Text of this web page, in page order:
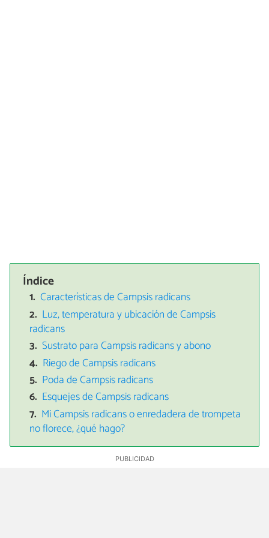
Índice
Características de Campsis radicans
Luz, temperatura y ubicación de Campsis
radicans
Sustrato para Campsis radicans y abono
Riego de Campsis radicans
Poda de Campsis radicans
Esquejes de Campsis radicans
Mi Campsis radicans o enredadera de trompeta
no florece, ¿qué hago?